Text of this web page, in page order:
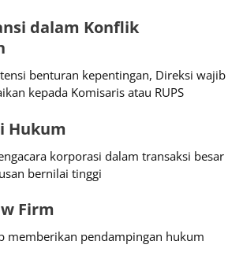
dalam Konflik
benturan kepentingan, Direksi wajib
kepada Komisaris atau RUPS
Hukum
korporasi dalam transaksi besar
bernilai tinggi
Firm
memberikan pendampingan hukum